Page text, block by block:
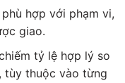
hợp với phạm vi,
giao.
tỷ lệ hợp lý so
tùy thuộc vào từng